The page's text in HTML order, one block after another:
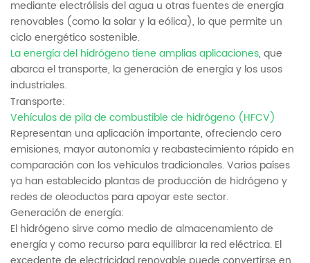
mediante electrólisis del agua u otras fuentes de energía
renovables (como la solar y la eólica), lo que permite un
ciclo energético sostenible.
La energía del hidrógeno tiene amplias aplicaciones, que
abarca el transporte, la generación de energía y los usos
industriales.
Transporte:
Vehículos de pila de combustible de hidrógeno (HFCV)
Representan una aplicación importante, ofreciendo cero
emisiones, mayor autonomía y reabastecimiento rápido en
comparación con los vehículos tradicionales. Varios países
ya han establecido plantas de producción de hidrógeno y
redes de oleoductos para apoyar este sector.
Generación de energía:
El hidrógeno sirve como medio de almacenamiento de
energía y como recurso para equilibrar la red eléctrica. El